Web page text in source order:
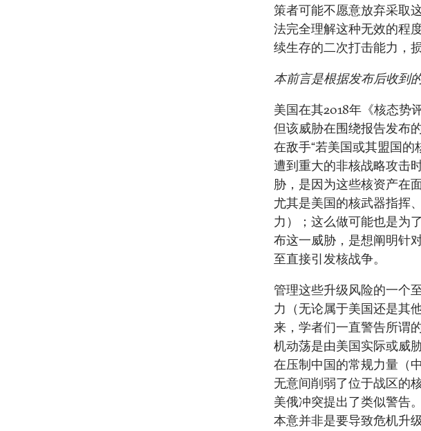
策者可能不愿意放弃采取
法完全理解这种无效的程
续生存的二次打击能力，
本前言是根据发布后收到
美国在其2018年《核态势
但该威胁在围绕报告发布
在敌手“若美国或其盟国
遭到重大的非核战略攻击
胁，是因为这些核资产在
尤其是美国的核武器指挥
力）；这么做可能也是为
布这一威胁，是想阐明针
至直接引发核战争。
管理这些升级风险的一个
力（无论属于美国还是其
来，学者们一直警告所谓
机动荡是由美国实际或威
在压制中国的常规力量（
无意间削弱了位于战区的
美俄冲突提出了类似警告。
本意并非是要导致危机升